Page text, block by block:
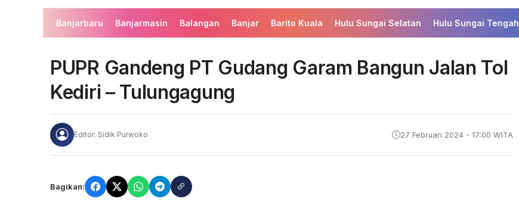
Banjarbaru Banjarmasin Balangan Banjar Barito Kuala Hulu Sungai Selatan Hulu Sungai Tengah
PUPR Gandeng PT Gudang Garam Bangun Jalan Tol
Kediri – Tulungagung
Editor: Sidik Purwoko 27 Februari 2024 - 17:00 WITA
Bagikan: